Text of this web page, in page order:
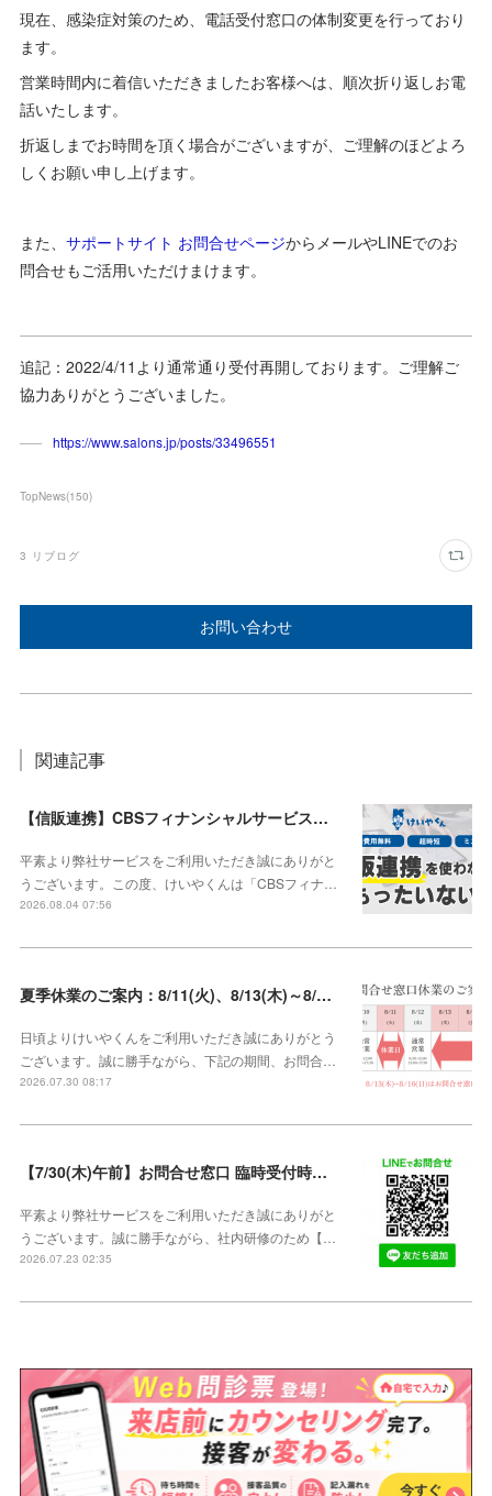
現在、感染症対策のため、電話受付窓口の体制変更を行っており
ます。
営業時間内に着信いただきましたお客様へは、順次折り返しお電
話いたします。
折返しまでお時間を頂く場合がございますが、ご理解のほどよろ
しくお願い申し上げます。
また、サポートサイト お問合せページからメールやLINEでのお
問合せもご活用いただけまけます。
追記：2022/4/11より通常通り受付再開しております。ご理解ご
協力ありがとうございました。
https://www.salons.jp/posts/33496551
TopNews(150)
3 リブログ
お問い合わせ
関連記事
【信販連携】CBSフィナンシャルサービス株式会社との連携を開始しました！
平素より弊社サービスをご利用いただき誠にありがと
うございます。この度、けいやくんは「CBSフィナ…
2026.08.04 07:56
夏季休業のご案内：8/11(火)、8/13(木)～8/16(日)【8/10、8/12は通常営業】
日頃よりけいやくんをご利用いただき誠にありがとう
ございます。誠に勝手ながら、下記の期間、お問合…
2026.07.30 08:17
【7/30(木)午前】お問合せ窓口 臨時受付時間変更のご案内【午前の受付9：30～10:59】
平素より弊社サービスをご利用いただき誠にありがと
うございます。誠に勝手ながら、社内研修のため【…
2026.07.23 02:35